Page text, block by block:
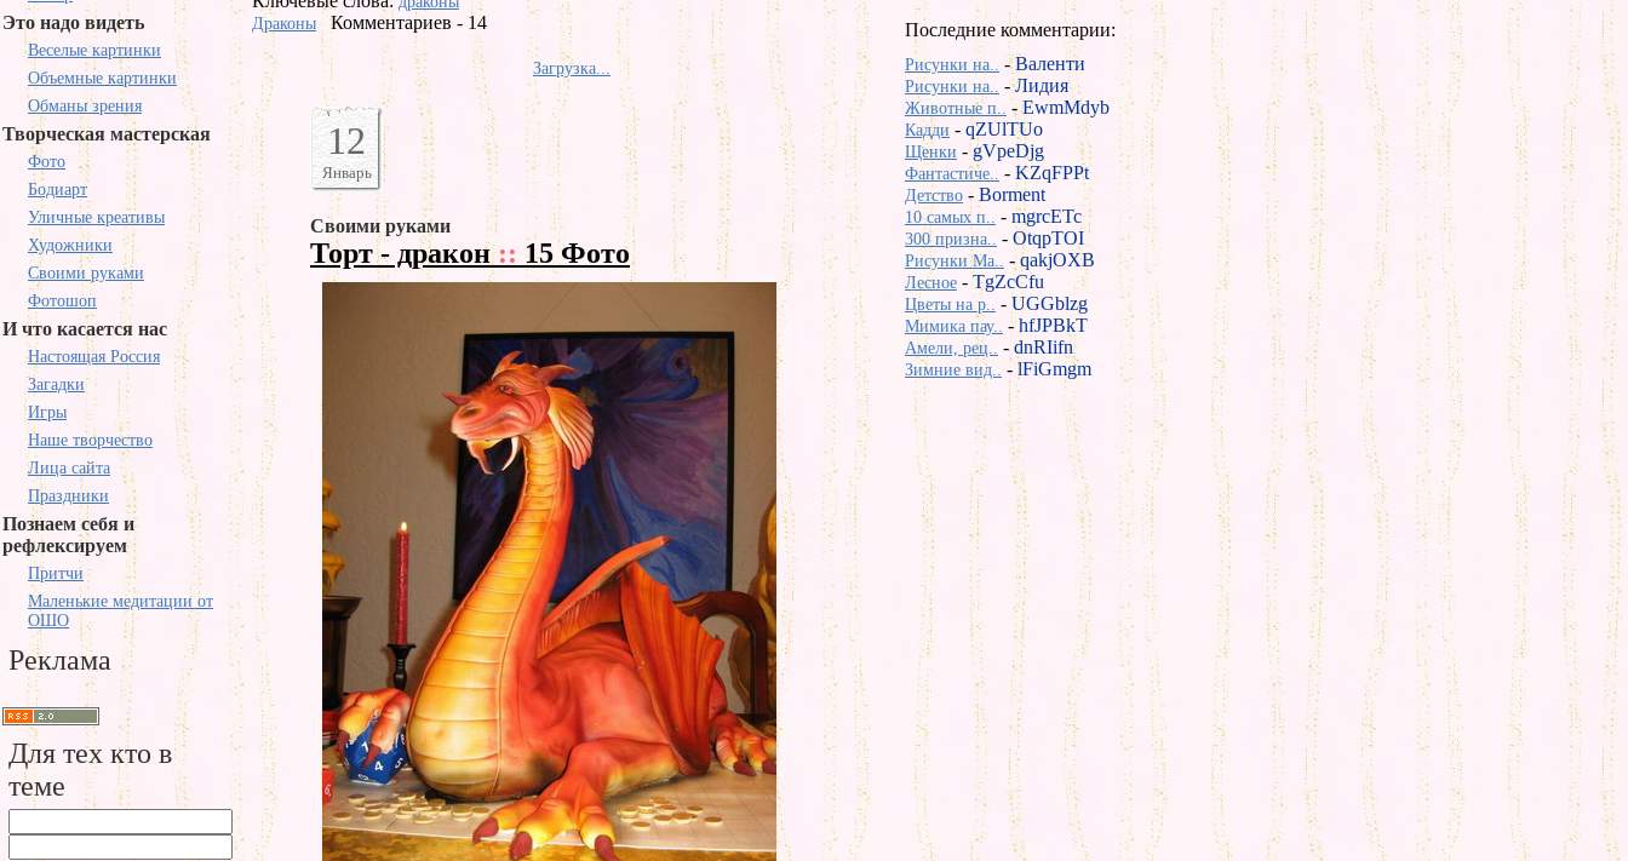
Это надо видеть
Веселые картинки
Объемные картинки
Обманы зрения
Творческая мастерская
Фото
Бодиарт
Уличные креативы
Художники
Своими руками
Фотошоп
И что касается нас
Настоящая Россия
Загадки
Игры
Наше творчество
Лица сайта
Праздники
Познаем себя и
рефлексируем
Притчи
Маленькие медитации от
ОШО
Реклама
Для тех кто в
теме
Драконы
Комментариев - 14
Загрузка...
12
Январь
Своими руками
Торт - дракон:: 15 Фото
Последние комментарии:
Рисунки на.. -Валенти
Рисунки на.. -Лидия
Животные п.. -EwmMdyb
Кадди - qZUlTUo
Щенки -gVpeDjg
Фантастиче.. - KZqFPPt
Детство - Borment
10 самых п.. - mgrcETc
300 призна.. - OtqpTOI
Рисунки Ma.. -qakjOXB
Лесное -TgZcCfu
Цветы на р.. - UGGblzg
Мимика пау.. -hfJPBkT
Амели, рец.. - dnRIifn
Зимние вид.. -lFiGmgm